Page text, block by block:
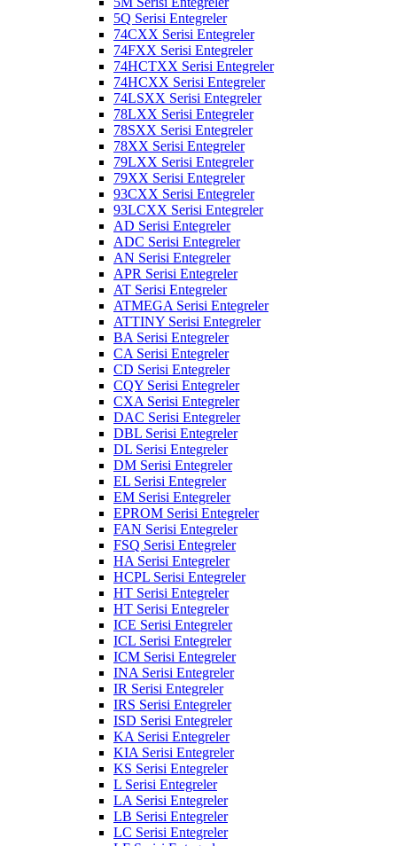
5Q Serisi Entegreler
74CXX Serisi Entegreler
74FXX Serisi Entegreler
74HCTXX Serisi Entegreler
74HCXX Serisi Entegreler
74LSXX Serisi Entegreler
78LXX Serisi Entegreler
78SXX Serisi Entegreler
78XX Serisi Entegreler
79LXX Serisi Entegreler
79XX Serisi Entegreler
93CXX Serisi Entegreler
93LCXX Serisi Entegreler
AD Serisi Entegreler
ADC Serisi Entegreler
AN Serisi Entegreler
APR Serisi Entegreler
AT Serisi Entegreler
ATMEGA Serisi Entegreler
ATTINY Serisi Entegreler
BA Serisi Entegreler
CA Serisi Entegreler
CD Serisi Entegreler
CQY Serisi Entegreler
CXA Serisi Entegreler
DAC Serisi Entegreler
DBL Serisi Entegreler
DL Serisi Entegreler
DM Serisi Entegreler
EL Serisi Entegreler
EM Serisi Entegreler
EPROM Serisi Entegreler
FAN Serisi Entegreler
FSQ Serisi Entegreler
HA Serisi Entegreler
HCPL Serisi Entegreler
HT Serisi Entegreler
HT Serisi Entegreler
ICE Serisi Entegreler
ICL Serisi Entegreler
ICM Serisi Entegreler
INA Serisi Entegreler
IR Serisi Entegreler
IRS Serisi Entegreler
ISD Serisi Entegreler
KA Serisi Entegreler
KIA Serisi Entegreler
KS Serisi Entegreler
L Serisi Entegreler
LA Serisi Entegreler
LB Serisi Entegreler
LC Serisi Entegreler